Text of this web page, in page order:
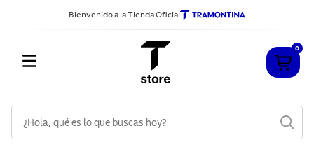
Bienvenido a la Tienda Oficial
0